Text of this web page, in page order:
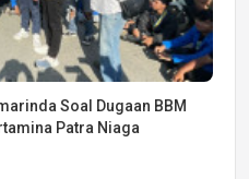
Soal Dugaan BBM
Patra Niaga